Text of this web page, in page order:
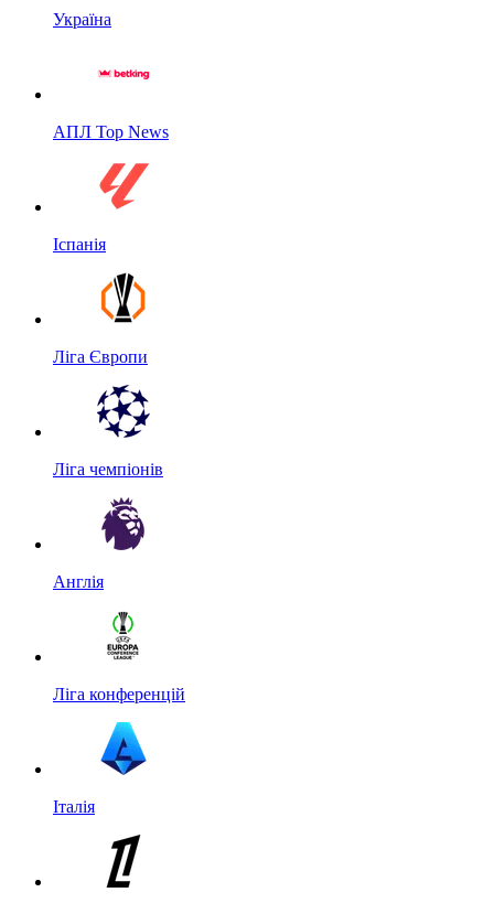
Україна
АПЛ Top News
Іспанія
Ліга Європи
Ліга чемпіонів
Англія
Ліга конференцій
Італія